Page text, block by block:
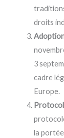
droits
3
cadre
Europe.
la